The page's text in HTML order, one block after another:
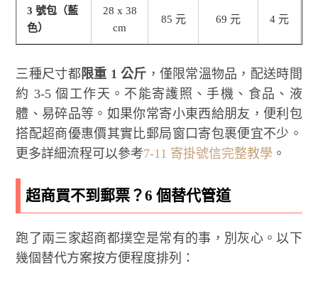
3 號包（藍
色）
28 x 38
cm
85 元 69 元 4 元
三種尺寸都 限重 1 公斤 ，僅限常溫物品，配送時間
約 3-5 個工作天。不能寄護照、手機、食品、液
體、易碎品等。如果你常寄小東西給朋友，便利包
搭配超商優惠價其實比郵局窗口寄包裹便宜不少。
更多詳細流程可以參考7-11 寄掛號信完整教學 。
超商買不到郵票？6 個替代管道
跑了兩三家超商都撲空是常有的事，別灰心。以下
幾個替代方案按方便程度排列：